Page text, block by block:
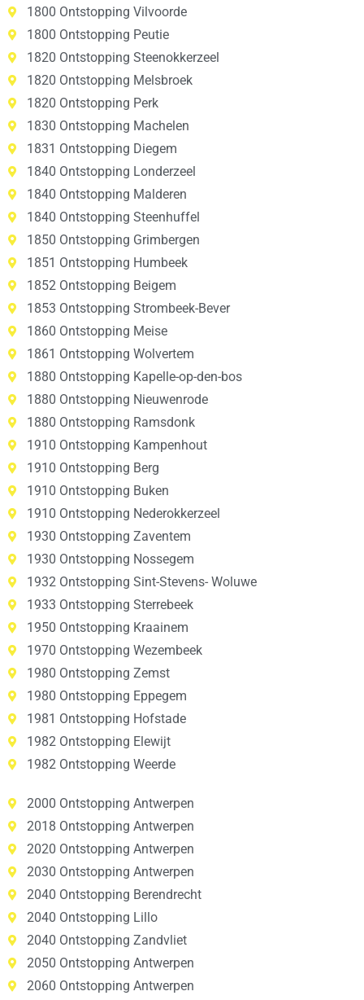
1800 Ontstopping Vilvoorde
1800 Ontstopping Peutie
1820 Ontstopping Steenokkerzeel
1820 Ontstopping Melsbroek
1820 Ontstopping Perk
1830 Ontstopping Machelen
1831 Ontstopping Diegem
1840 Ontstopping Londerzeel
1840 Ontstopping Malderen
1840 Ontstopping Steenhuffel
1850 Ontstopping Grimbergen
1851 Ontstopping Humbeek
1852 Ontstopping Beigem
1853 Ontstopping Strombeek-Bever
1860 Ontstopping Meise
1861 Ontstopping Wolvertem
1880 Ontstopping Kapelle-op-den-bos
1880 Ontstopping Nieuwenrode
1880 Ontstopping Ramsdonk
1910 Ontstopping Kampenhout
1910 Ontstopping Berg
1910 Ontstopping Buken
1910 Ontstopping Nederokkerzeel
1930 Ontstopping Zaventem
1930 Ontstopping Nossegem
1932 Ontstopping Sint-Stevens- Woluwe
1933 Ontstopping Sterrebeek
1950 Ontstopping Kraainem
1970 Ontstopping Wezembeek
1980 Ontstopping Zemst
1980 Ontstopping Eppegem
1981 Ontstopping Hofstade
1982 Ontstopping Elewijt
1982 Ontstopping Weerde
2000 Ontstopping Antwerpen
2018 Ontstopping Antwerpen
2020 Ontstopping Antwerpen
2030 Ontstopping Antwerpen
2040 Ontstopping Berendrecht
2040 Ontstopping Lillo
2040 Ontstopping Zandvliet
2050 Ontstopping Antwerpen
2060 Ontstopping Antwerpen